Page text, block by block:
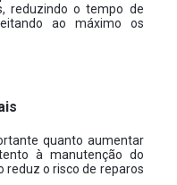
reduzindo o tempo de
ao máximo os
quanto aumentar
à manutenção do
reduz o risco de reparos